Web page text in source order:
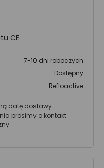
CE
7-10 dni roboczych
Dostępny
Refloactive
datę dostawy
prosimy o kontakt